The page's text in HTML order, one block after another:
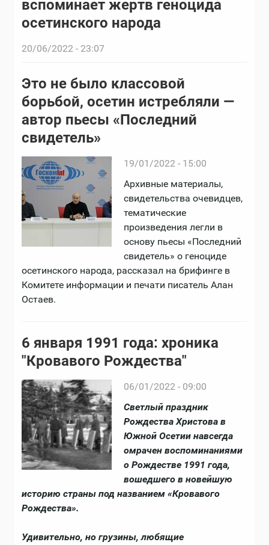
вспоминает жертв геноцида
осетинского народа
20/06/2022 - 23:07
Это не было классовой
борьбой, осетин истребляли —
автор пьесы «Последний
свидетель»
19/01/2022 - 15:00
Архивные материалы,
свидетельства очевидцев,
тематические
произведения легли в
основу пьесы «Последний
свидетель» о геноциде
осетинского народа, рассказал на брифинге в
Комитете информации и печати писатель Алан
Остаев.
6 января 1991 года: хроника
"Кровавого Рождества"
06/01/2022 - 09:00
Светлый праздник
Рождества Христова в
Южной Осетии навсегда
омрачен воспоминаниями
о Рождестве 1991 года,
вошедшего в новейшую
историю страны под названием «Кровавого
Рождества».
Удивительно, но грузины, любящие